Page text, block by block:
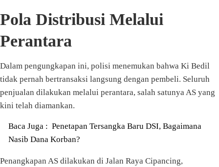
Pola Distribusi Melalui
Perantara
Dalam pengungkapan ini, polisi menemukan bahwa Ki Bedil
tidak pernah bertransaksi langsung dengan pembeli. Seluruh
penjualan dilakukan melalui perantara, salah satunya AS yang
kini telah diamankan.
Baca Juga : Penetapan Tersangka Baru DSI, Bagaimana
Nasib Dana Korban?
Penangkapan AS dilakukan di Jalan Raya Cipancing,